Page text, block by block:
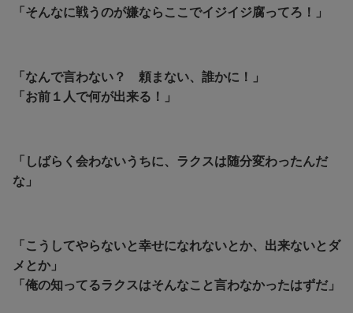
「そんなに戦うのが嫌ならここでイジイジ腐ってろ！」
「なんで言わない？ 頼まない、誰かに！」
「お前１人で何が出来る！」
「しばらく会わないうちに、ラクスは随分変わったんだ
な」
「こうしてやらないと幸せになれないとか、出来ないとダ
メとか」
「俺の知ってるラクスはそんなこと言わなかったはずだ」